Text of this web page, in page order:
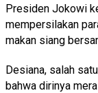
Presiden Jokowi
mempersilakan
makan siang
Desiana, salah
bahwa dirinya